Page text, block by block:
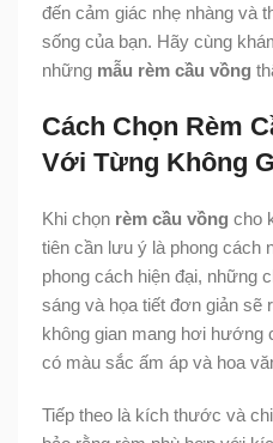
đến cảm giác nhẹ nhàng và
sống của bạn. Hãy cùng
những mẫu rèm cầu vồng
Cách Chọn Rèm
Với Từng Không
Khi chọn rèm cầu vồng cho
tiên cần lưu ý là phong cách
phong cách hiện đại, những
sáng và họa tiết đơn giản sẽ
không gian mang hơi hướng
có màu sắc ấm áp và hoa
Tiếp theo là kích thước và